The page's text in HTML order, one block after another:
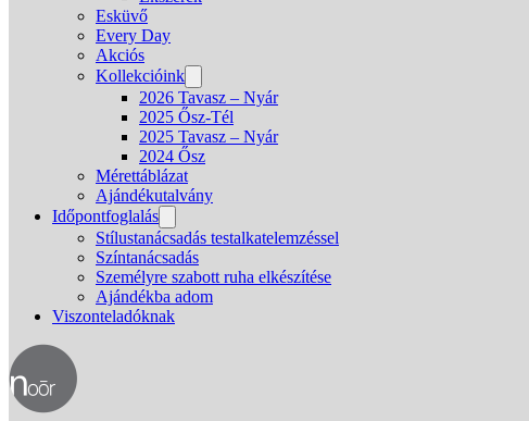
Esküvő
Every Day
Akciós
Kollekcióink
2026 Tavasz – Nyár
2025 Ősz-Tél
2025 Tavasz – Nyár
2024 Ősz
Mérettáblázat
Ajándékutalvány
Időpontfoglalás
Stílustanácsadás testalkatelemzéssel
Színtanácsadás
Személyre szabott ruha elkészítése
Ajándékba adom
Viszonteladóknak